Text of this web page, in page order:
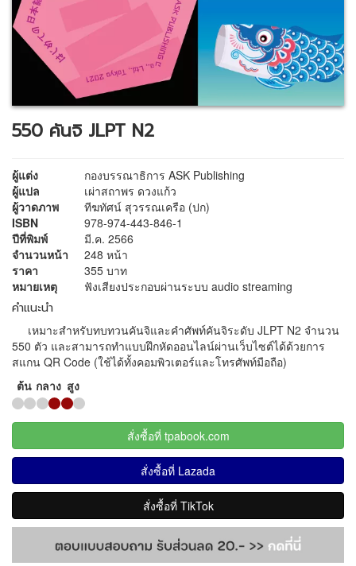
550 คันจิ JLPT N2
ผู้แต่ง
กองบรรณาธิการ ASK Publishing
ผู้แปล
เผ่าสถาพร ดวงแก้ว
ผู้วาดภาพ
ทีฆทัศน์ สุวรรณเครือ (ปก)
ISBN
978-974-443-846-1
ปีที่พิมพ์
มี.ค. 2566
จำนวนหน้า
248 หน้า
ราคา
355 บาท
หมายเหตุ
ฟังเสียงประกอบผ่านระบบ audio streaming
คำแนะนำ
เหมาะสำหรับทบทวนคันจิและคำศัพท์คันจิระดับ JLPT N2 จำนวน
550 ตัว และสามารถทำแบบฝึกหัดออนไลน์ผ่านเว็บไซต์ได้ด้วยการ
สแกน QR Code (ใช้ได้ทั้งคอมพิวเตอร์และโทรศัพท์มือถือ)
ต้น กลาง สูง
สั่งซื้อที่ tpabook.com
สั่งซื้อที่ Lazada
สั่งซื้อที่ TikTok